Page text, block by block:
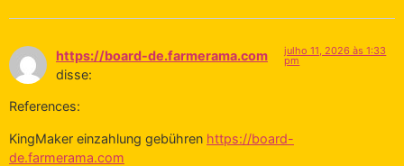
https://board-de.farmerama.com
disse:
julho 11, 2026 às 1:33
pm
References:
KingMaker einzahlung gebühren https://board-
de.farmerama.com